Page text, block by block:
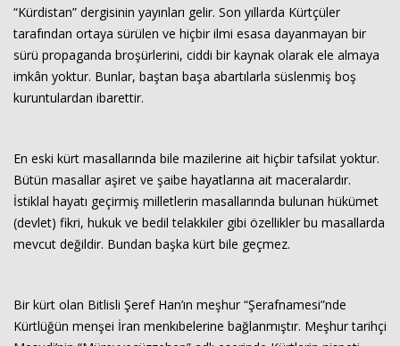
“Kürdistan” dergisinin yayınları gelir. Son yıllarda Kürtçüler
tarafından ortaya sürülen ve hiçbir ilmi esasa dayanmayan bir
sürü propaganda broşürlerini, ciddi bir kaynak olarak ele almaya
imkân yoktur. Bunlar, baştan başa abartılarla süslenmiş boş
kuruntulardan ibarettir.
En eski kürt masallarında bile mazilerine ait hiçbir tafsilat yoktur.
Bütün masallar aşiret ve şaibe hayatlarına ait maceralardır.
İstiklal hayatı geçirmiş milletlerin masallarında bulunan hükümet
(devlet) fikri, hukuk ve bedil telakkiler gibi özellikler bu masallarda
mevcut değildir. Bundan başka kürt bile geçmez.
Bir kürt olan Bitlisli Şeref Han’ın meşhur “Şerafnamesi”nde
Kürtlüğün menşei İran menkıbelerine bağlanmıştır. Meşhur tarihçi